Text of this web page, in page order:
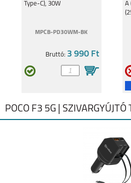
MI 10T PRO
Type-C), 30W
MPCB-PD30WM-BK
Bruttó: 3 990 Ft
A
POCO F3 5G | SZIVARGYÚJTÓ